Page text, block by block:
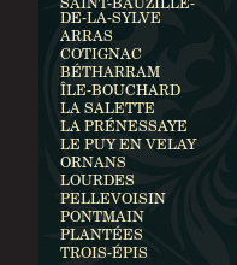
DE-LA-SYLVE
ARRAS
COTIGNAC
BÉTHARRAM
ÎLE-BOUCHARD
LA SALETTE
LA PRÉNESSAYE
LE PUY EN VELAY
ORNANS
LOURDES
PELLEVOISIN
PONTMAIN
PLANTÉES
TROIS-ÉPIS